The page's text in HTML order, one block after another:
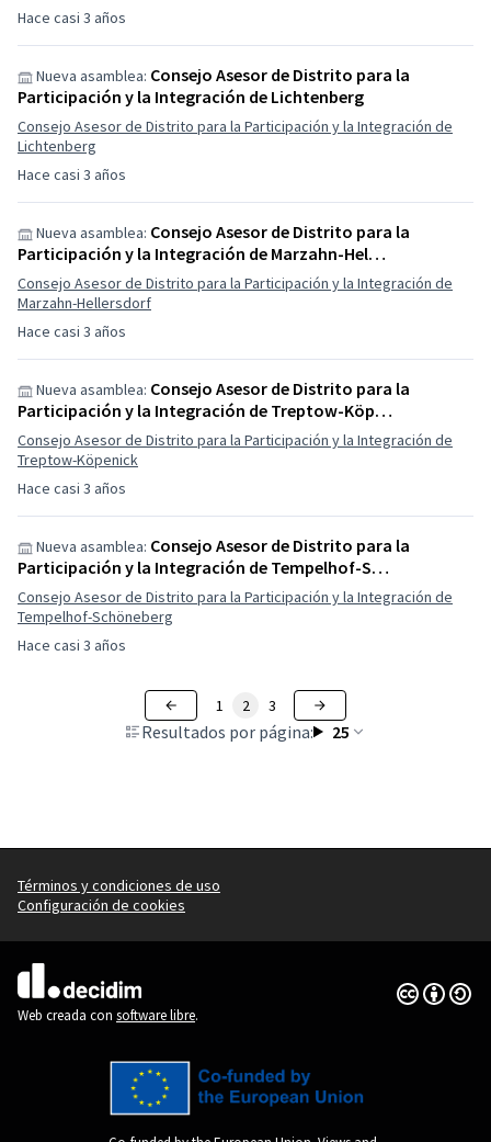
Hace casi 3 años
Hace casi 3 años
Nueva asamblea: Consejo Asesor de Distrito para la
Participación y la Integración de Lichtenberg
Consejo Asesor de Distrito para la Participación y la Integración de
Lichtenberg
Hace casi 3 años
Nueva asamblea: Consejo Asesor de Distrito para la
Participación y la Integración de Marzahn-Hel…
Consejo Asesor de Distrito para la Participación y la Integración de
Marzahn-Hellersdorf
Hace casi 3 años
Nueva asamblea: Consejo Asesor de Distrito para la
Participación y la Integración de Treptow-Köp…
Consejo Asesor de Distrito para la Participación y la Integración de
Treptow-Köpenick
Hace casi 3 años
Nueva asamblea: Consejo Asesor de Distrito para la
Participación y la Integración de Tempelhof-S…
Consejo Asesor de Distrito para la Participación y la Integración de
Tempelhof-Schöneberg
Resultados por página: 25
1 2 3
Términos y condiciones de uso
Configuración de cookies
(Enlace externo)
Web creada con software libre.
Con
(Enlace